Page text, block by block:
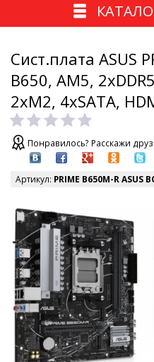
Сист.плата ASUS
B650, AM5,
2xM2, 4xSATA,
Понравилось? Расскажи
Артикул: PRIME B650M-R ASUS